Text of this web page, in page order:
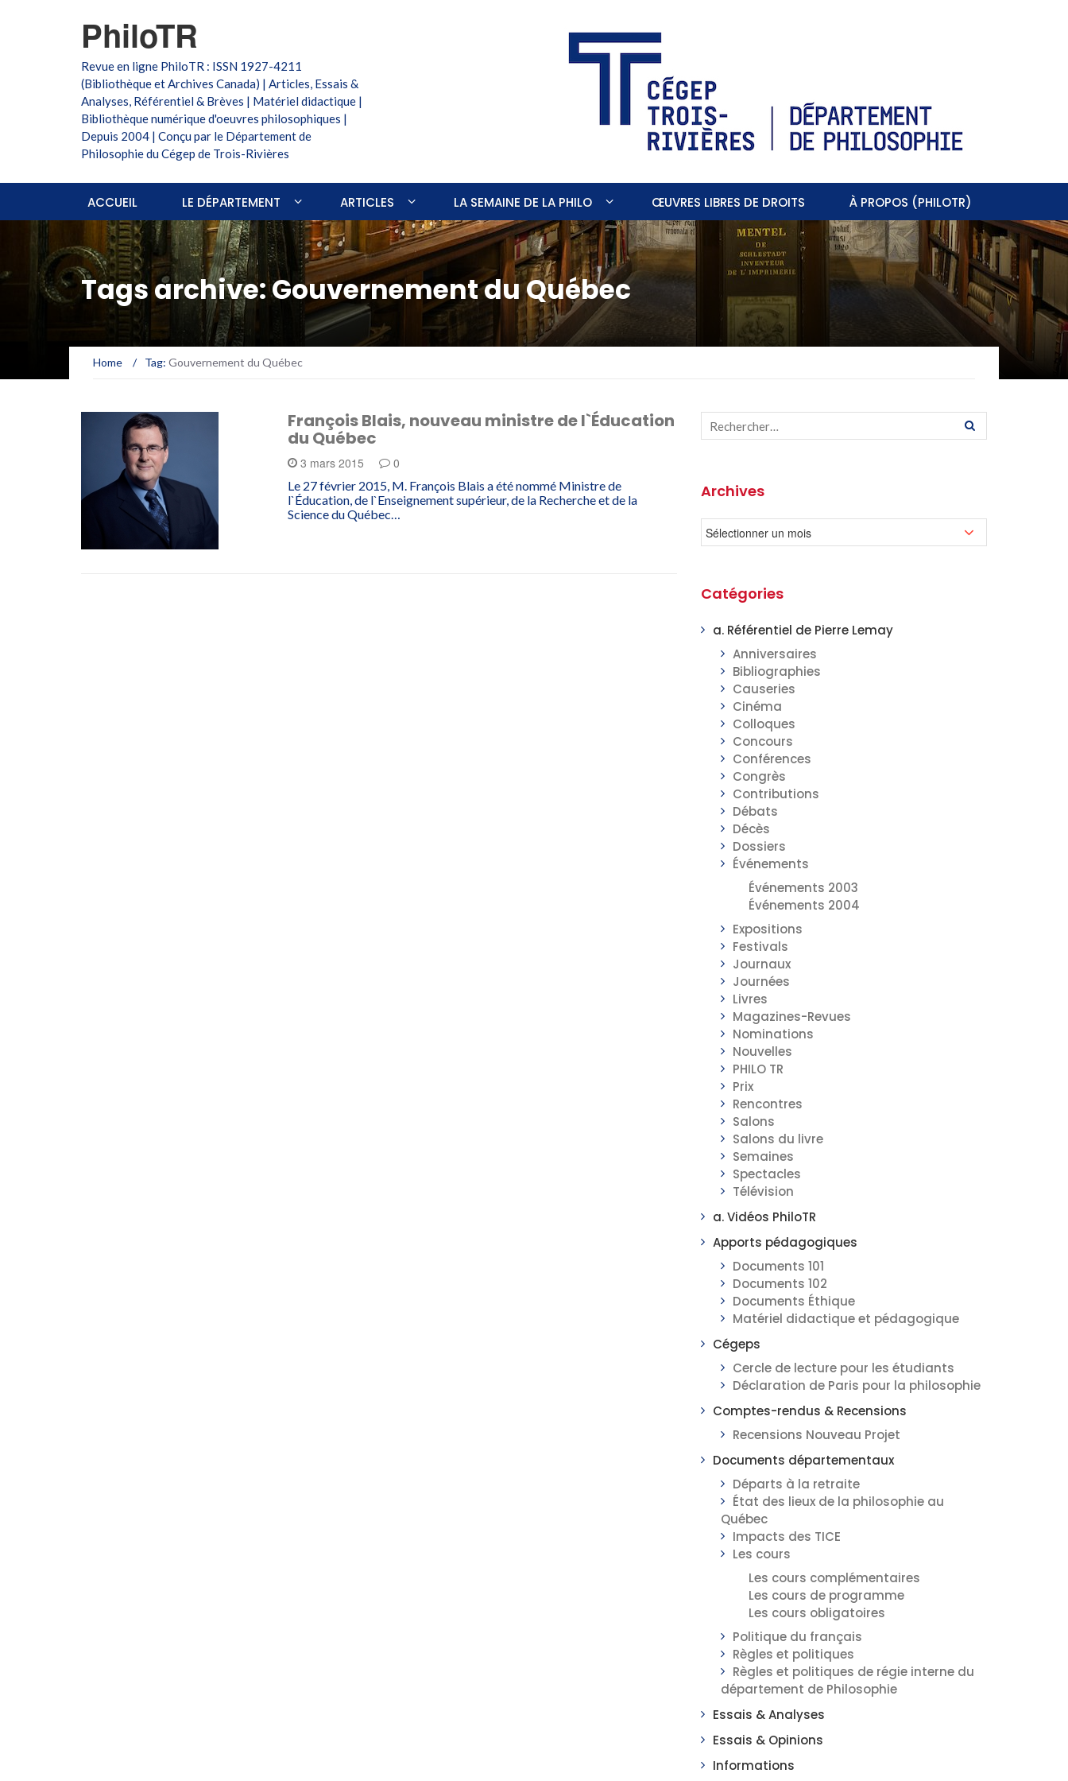
PhiloTR
Revue en ligne PhiloTR : ISSN 1927-4211
(Bibliothèque et Archives Canada) | Articles, Essais &
Analyses, Référentiel & Brèves | Matériel didactique |
Bibliothèque numérique d'oeuvres philosophiques |
Depuis 2004 | Conçu par le Département de
Philosophie du Cégep de Trois-Rivières
ACCUEIL LE DÉPARTEMENT ARTICLES LA SEMAINE DE LA PHILO ŒUVRES LIBRES DE DROITS À PROPOS (PHILOTR)
Tags archive: Gouvernement du Québec
Home / Tag: Gouvernement du Québec
François Blais, nouveau ministre de l`Éducation
du Québec
3 mars 2015 0
Le 27 février 2015, M. François Blais a été nommé Ministre de
l`Éducation, de l`Enseignement supérieur, de la Recherche et de la
Science du Québec…
Archives
Catégories
a. Référentiel de Pierre Lemay
Anniversaires
Bibliographies
Causeries
Cinéma
Colloques
Concours
Conférences
Congrès
Contributions
Débats
Décès
Dossiers
Événements
Événements 2003
Événements 2004
Expositions
Festivals
Journaux
Journées
Livres
Magazines-Revues
Nominations
Nouvelles
PHILO TR
Prix
Rencontres
Salons
Salons du livre
Semaines
Spectacles
Télévision
a. Vidéos PhiloTR
Apports pédagogiques
Documents 101
Documents 102
Documents Éthique
Matériel didactique et pédagogique
Cégeps
Cercle de lecture pour les étudiants
Déclaration de Paris pour la philosophie
Comptes-rendus & Recensions
Recensions Nouveau Projet
Documents départementaux
Départs à la retraite
État des lieux de la philosophie au
Québec
Impacts des TICE
Les cours
Les cours complémentaires
Les cours de programme
Les cours obligatoires
Politique du français
Règles et politiques
Règles et politiques de régie interne du
département de Philosophie
Essais & Analyses
Essais & Opinions
Informations